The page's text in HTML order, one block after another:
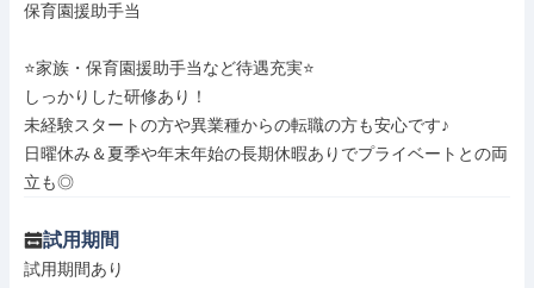
保育園援助手当
⭐家族・保育園援助手当など待遇充実⭐
しっかりした研修あり！
未経験スタートの方や異業種からの転職の方も安心です♪
日曜休み＆夏季や年末年始の長期休暇ありでプライベートとの両
立も◎
試用期間
試用期間あり